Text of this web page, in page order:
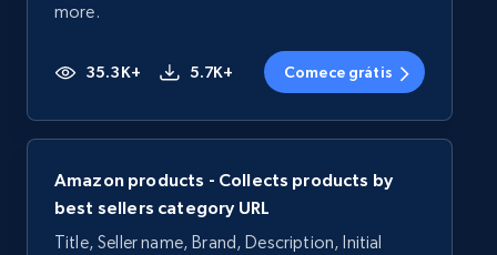
more.
35.3K+ 5.7K+ Comece grátis
Amazon products - Collects products by
best sellers category URL
Title, Seller name, Brand, Description, Initial